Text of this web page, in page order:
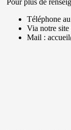
Pour plus de
Téléphone
Via notre
Mail :